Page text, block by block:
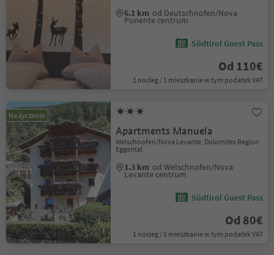
6.1 km od Deutschnofen/Nova
Ponente centrum
Südtirol Guest Pass
Od 110€
1 nocleg / 1 mieszkanie w tym podatek VAT
Na życzenie
Apartments Manuela
Welschnofen/Nova Levante, Dolomites Region
Eggental
1.3 km od Welschnofen/Nova
Levante centrum
Südtirol Guest Pass
Od 80€
1 nocleg / 1 mieszkanie w tym podatek VAT